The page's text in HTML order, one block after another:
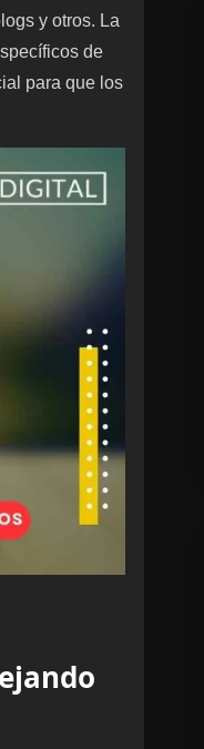
y otros. La
de
para que los